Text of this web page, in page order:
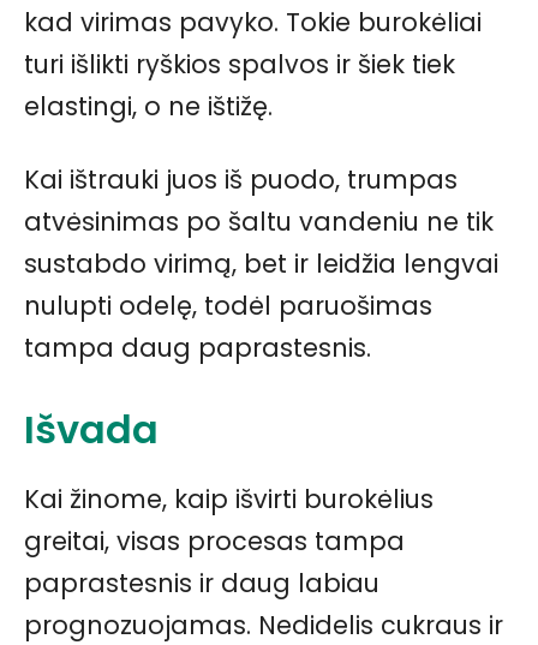
kad virimas pavyko. Tokie burokėliai
turi išlikti ryškios spalvos ir šiek tiek
elastingi, o ne ištižę.
Kai ištrauki juos iš puodo, trumpas
atvėsinimas po šaltu vandeniu ne tik
sustabdo virimą, bet ir leidžia lengvai
nulupti odelę, todėl paruošimas
tampa daug paprastesnis.
Išvada
Kai žinome, kaip išvirti burokėlius
greitai, visas procesas tampa
paprastesnis ir daug labiau
prognozuojamas. Nedidelis cukraus ir